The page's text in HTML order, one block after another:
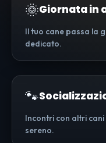
🌞Giornata in
Il tuo cane passa la
dedicato.
🐾
Incontri con altri
sereno.